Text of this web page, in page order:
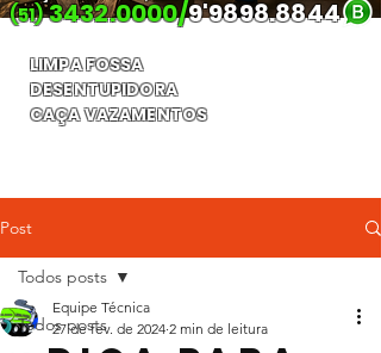
(51) 3432.0000/9'9898.8844
LIMPA FOSSA
DESENTUPIDORA
CAÇA VAZAMENTOS
Post
Todos posts
Todos posts
Equipe Técnica
27 de fev. de 2024 2 min de leitura